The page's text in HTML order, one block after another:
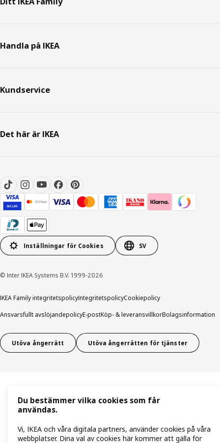
Handla på IKEA
Kundservice
Det här är IKEA
Inställningar för Cookies SV
© Inter IKEA Systems B.V. 1999-2026
IKEA Family integritetspolicyIntegritetspolicyCookiepolicy
Ansvarsfullt avslöjandepolicyE-postKöp- & leveransvillkorBolagsinformation
Utöva ångerrätt Utöva ångerrätten för tjänster
Du bestämmer vilka cookies som får
användas.
Vi, IKEA och våra digitala partners, använder cookies på våra
webbplatser. Dina val av cookies här kommer att gälla för